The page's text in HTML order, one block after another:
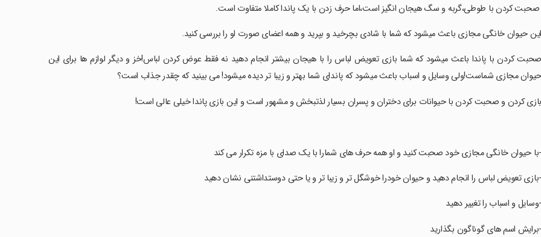
‏ صحبت کردن با طوطی،گربه و سگ هیجان انگیز است،اما حرف زدن با یک پاندا کاملا متفاوت است.
‏این حیوان خانگی مجازی باعث میشود که شما با شادی بچرخید و بپرید و همه اعضای صورت او را بررسی کنید.
‏صحبت کردن با پاندا باعث میشود که شما بازی تعویض لباس را با هیجان بیشتر انجام دهید نه فقط عوض کردن لباس!خز و دیگر لوازم ها برای این
حیوان مجازی شماست!ولی وسایل و اسباب باعث میشود که پاندای شما بهتر و زیبا تر دیده میشود! می بینید که چقدر جذاب است؟
‏بازی کردن و صحبت کردن با حیوانات برای دختران و پسران بسیار لذتبخش و مشهور است و این بازی پاندا خیلی عالی است!
‏-با حیوان خانگی مجازی خود صحبت کنید و او همه حرف های شمارا با یک صدای با مزه تکرار می کند
‏-بازی تعویض لباس را انجام دهید و حیوان خودرا خوشگل تر و زیبا تر و یا حتی دوستداشتنی نشان دهید
‏-وسایل و اسباب را تغییر دهید
‏-برایش اسم های گوناگون بگذارید